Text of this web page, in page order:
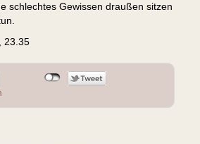
schlechtes Gewissen draußen sitzen
23.35